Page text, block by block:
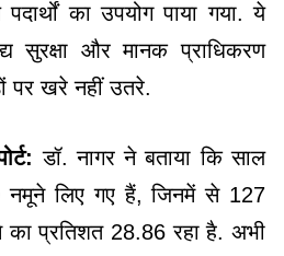
का उपयोग पाया गया. ये
सुरक्षा और मानक प्राधिकरण
पर खरे नहीं उतरे.
डॉ. नागर ने बताया कि साल
लिए गए हैं, जिनमें से 127
प्रतिशत 28.86 रहा है. अभी